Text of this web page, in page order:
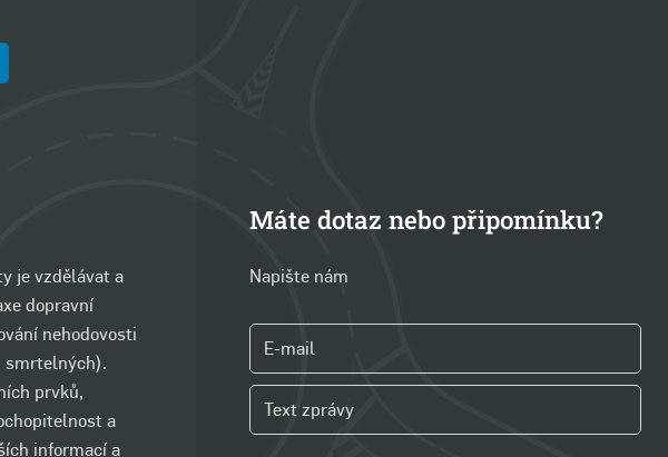
je vzdělávat a
dopravní
nehodovosti
smrtelných).
prvků,
a
informací a
Máte dotaz nebo připomínku?
Napište nám